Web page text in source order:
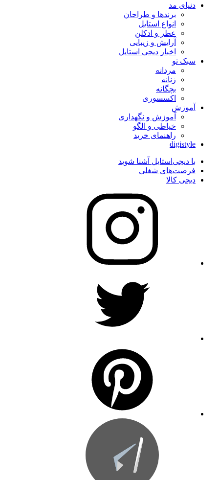
دنیای مد
برندها و طراحان
انواع استایل
عطر و ادکلن
آرایش و زیبایی
اخبار دیجی استایل
سبک تو
مردانه
زنانه
بچگانه
اکسسوری
آموزش
آموزش و نگهداری
خیاطی و الگو
راهنمای خرید
digistyle
با دیجی‌استایل آشنا شوید
فرصت‌های شغلی
دیجی کالا